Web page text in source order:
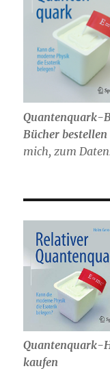
Quantenquark-
Bücher bestellen
mich, zum
Quantenquark-
kaufen